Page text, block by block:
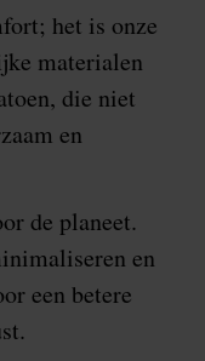
het is onze
materialen
die niet
en
de planeet.
en
een betere